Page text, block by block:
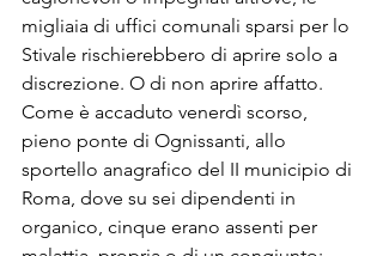
migliaia di uffici comunali sparsi per lo
Stivale rischierebbero di aprire solo a
discrezione. O di non aprire affatto.
Come è accaduto venerdì scorso,
pieno ponte di Ognissanti, allo
sportello anagrafico del II municipio di
Roma, dove su sei dipendenti in
organico, cinque erano assenti per